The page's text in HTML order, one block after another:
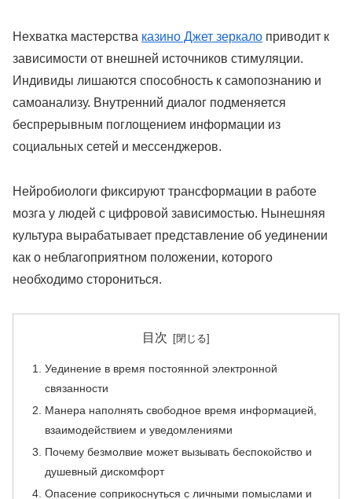
Нехватка мастерства казино Джет зеркало приводит к
зависимости от внешней источников стимуляции.
Индивиды лишаются способность к самопознанию и
самоанализу. Внутренний диалог подменяется
беспрерывным поглощением информации из
социальных сетей и мессенджеров.
Нейробиологи фиксируют трансформации в работе
мозга у людей с цифровой зависимостью. Нынешняя
культура вырабатывает представление об уединении
как о неблагоприятном положении, которого
необходимо сторониться.
目次
Уединение в время постоянной электронной
связанности
Манера наполнять свободное время информацией,
взаимодействием и уведомлениями
Почему безмолвие может вызывать беспокойство и
душевный дискомфорт
Опасение соприкоснуться с личными помыслами и